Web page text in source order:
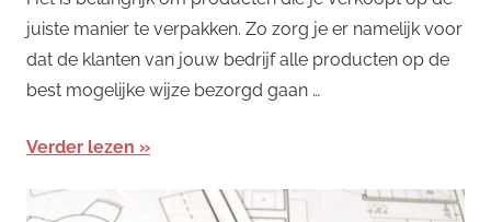
juiste manier te verpakken. Zo zorg je er namelijk voor
dat de klanten van jouw bedrijf alle producten op de
best mogelijke wijze bezorgd gaan …
Verder lezen